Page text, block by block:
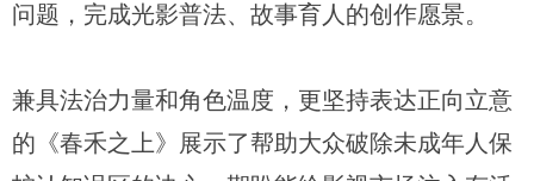
问题，完成光影普法、故事育人的创作愿景。
兼具法治力量和角色温度，更坚持表达正向立意
的《春禾之上》展示了帮助大众破除未成年人保